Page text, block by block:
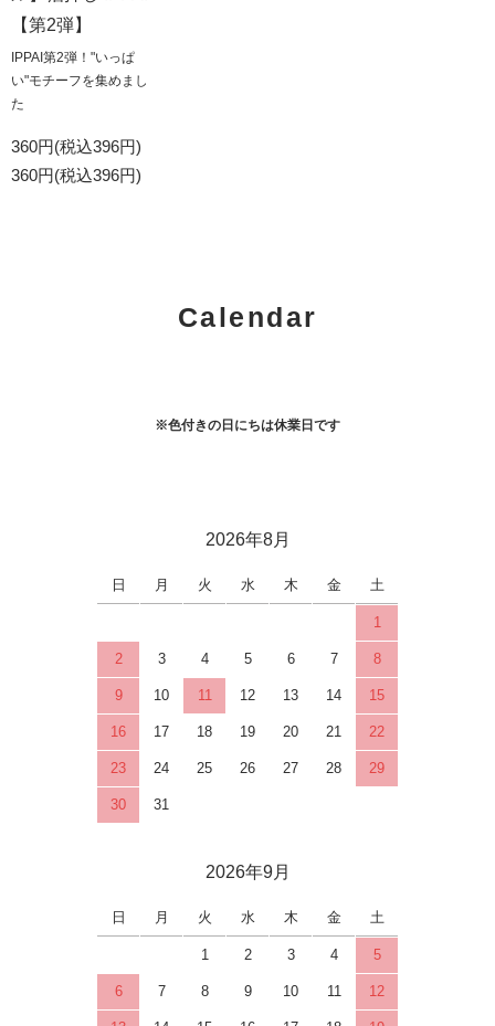
【第2弾】
IPPAI第2弾！"いっぱ
い"モチーフを集めまし
た
360円(税込396円)
360円(税込396円)
Calendar
※色付きの日にちは休業日です
2026年8月
日 月 火 水 木 金 土
1
2 3 4 5 6 7 8
9 10 11 12 13 14 15
16 17 18 19 20 21 22
23 24 25 26 27 28 29
30 31
2026年9月
日 月 火 水 木 金 土
1 2 3 4 5
6 7 8 9 10 11 12